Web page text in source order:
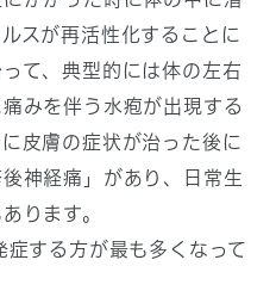
スが再活性化することに
て、典型的には体の左右
みを伴う水疱が出現する
皮膚の症状が治った後に
神経痛」があり、日常生
ります。
する方が最も多くなって